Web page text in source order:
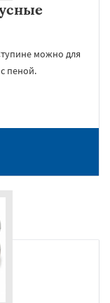
можно для
пеной.
данных